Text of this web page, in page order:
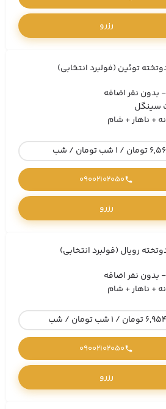
رزرو
توئین (فولبرد انتخابی)
+ ناهار + شام
تومان / شب
09002102050
رزرو
رویال (فولبرد انتخابی)
+ ناهار + شام
شب تومان / شب
09002102050
رزرو